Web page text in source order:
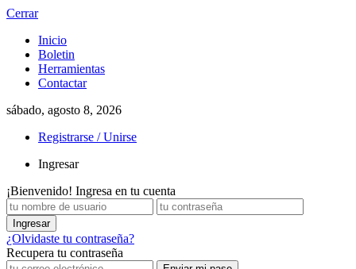
Cerrar
Inicio
Boletin
Herramientas
Contactar
sábado, agosto 8, 2026
Registrarse / Unirse
Ingresar
¡Bienvenido! Ingresa en tu cuenta
¿Olvidaste tu contraseña?
Recupera tu contraseña